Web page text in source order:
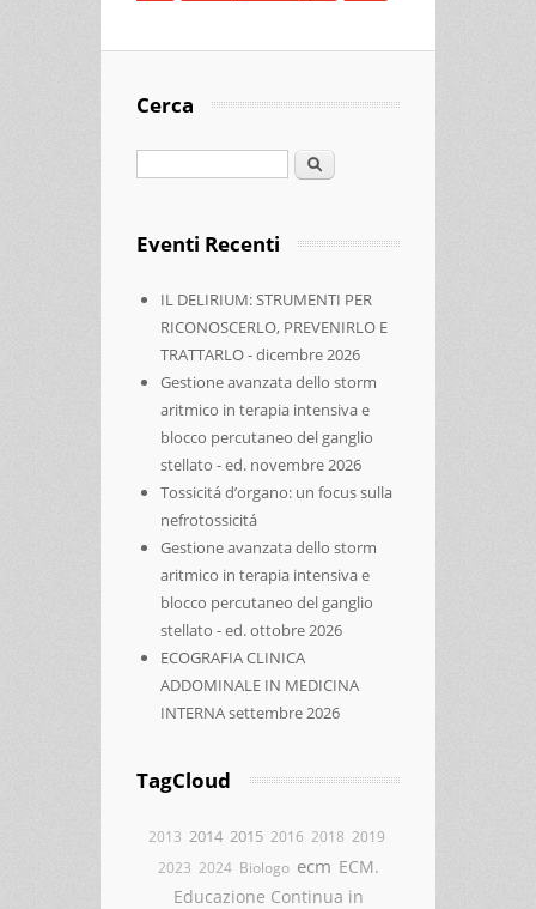
Cerca
Cerca
Eventi Recenti
IL DELIRIUM: STRUMENTI PER
RICONOSCERLO, PREVENIRLO E
TRATTARLO - dicembre 2026
Gestione avanzata dello storm
aritmico in terapia intensiva e
blocco percutaneo del ganglio
stellato - ed. novembre 2026
Tossicitá d’organo: un focus sulla
nefrotossicitá
Gestione avanzata dello storm
aritmico in terapia intensiva e
blocco percutaneo del ganglio
stellato - ed. ottobre 2026
ECOGRAFIA CLINICA
ADDOMINALE IN MEDICINA
INTERNA settembre 2026
TagCloud
2013 2014 2015 2016 2018 2019
2023 2024 Biologo ecm ECM.
Educazione Continua in